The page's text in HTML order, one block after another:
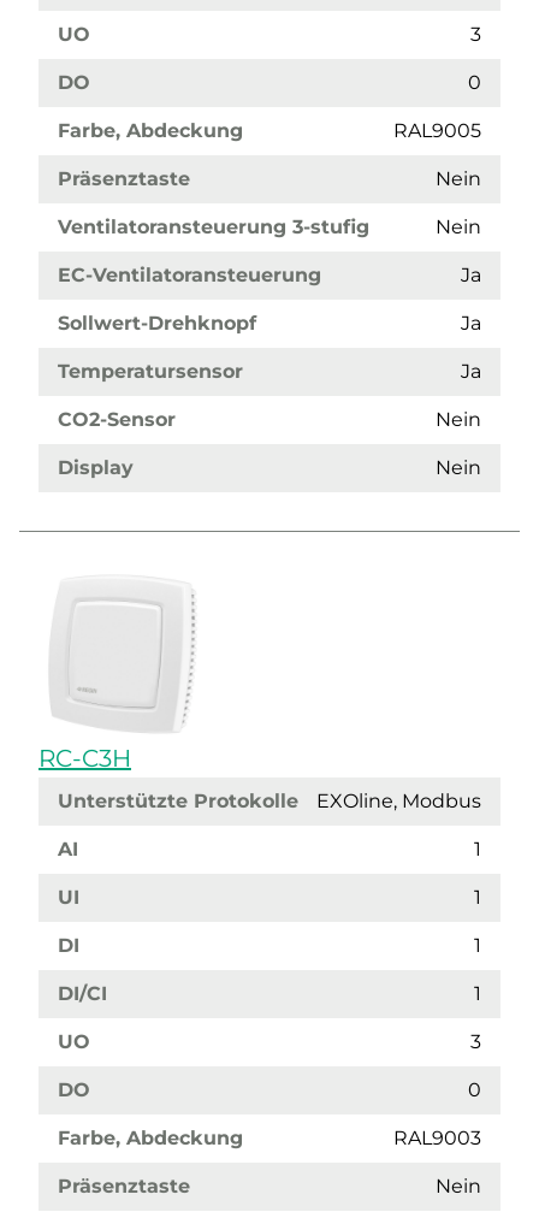
UO 3
DO 0
Farbe, Abdeckung RAL9005
Präsenztaste Nein
Ventilatoransteuerung 3-stufig Nein
EC-Ventilatoransteuerung Ja
Sollwert-Drehknopf Ja
Temperatursensor Ja
CO2-Sensor Nein
Display Nein
RC-C3H
Unterstützte Protokolle EXOline, Modbus
AI 1
UI 1
DI 1
DI/CI 1
UO 3
DO 0
Farbe, Abdeckung RAL9003
Präsenztaste Nein